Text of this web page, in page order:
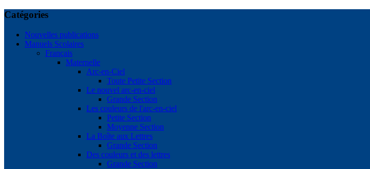
Catégories
Nouvelles publications
Manuels Scolaires
Français
Maternelle
Arc-en-Ciel
Toute Petite Section
Le nouvel arc-en-ciel
Grande Section
Les couleurs de l'arc-en-ciel
Petite Section
Moyenne Section
La Boîte aux Lettres
Grande Section
Des couleurs et des lettres
Grande Section